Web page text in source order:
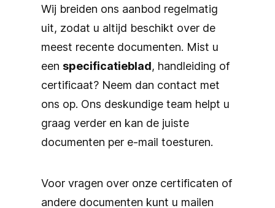
Wij breiden ons aanbod regelmatig
uit, zodat u altijd beschikt over de
meest recente documenten. Mist u
een specificatieblad, handleiding of
certificaat? Neem dan contact met
ons op. Ons deskundige team helpt u
graag verder en kan de juiste
documenten per e-mail toesturen.
Voor vragen over onze certificaten of
andere documenten kunt u mailen